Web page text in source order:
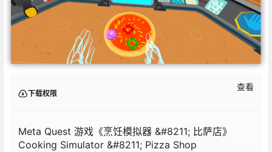
下载权限
查看
Meta Quest 游戏《烹饪模拟器 &#8211; 比萨店》
Cooking Simulator &#8211; Pizza Shop